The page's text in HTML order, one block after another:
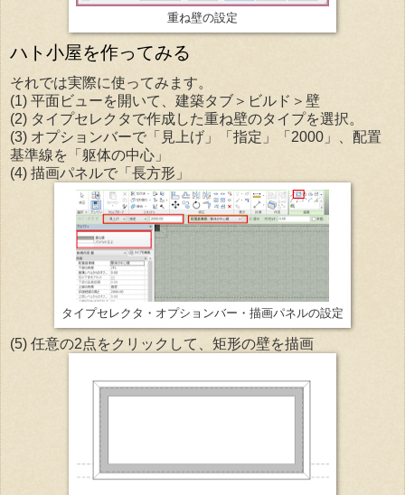
重ね壁の設定
ハト小屋を作ってみる
それでは実際に使ってみます。
(1) 平面ビューを開いて、建築タブ＞ビルド＞壁
(2) タイプセレクタで作成した重ね壁のタイプを選択。
(3) オプションバーで「見上げ」「指定」「2000」、配置
基準線を「躯体の中心」
(4) 描画パネルで「長方形」
タイプセレクタ・オプションバー・描画パネルの設定
(5) 任意の2点をクリックして、矩形の壁を描画